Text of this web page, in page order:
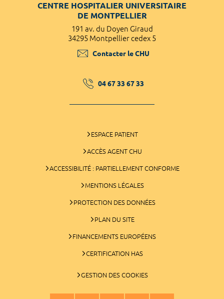
CENTRE HOSPITALIER UNIVERSITAIRE
DE MONTPELLIER
191 av. du Doyen Giraud
34295 Montpellier cedex 5
Contacter le CHU
04 67 33 67 33
ESPACE PATIENT
ACCÈS AGENT CHU
ACCESSIBILITÉ : PARTIELLEMENT CONFORME
MENTIONS LÉGALES
PROTECTION DES DONNÉES
PLAN DU SITE
FINANCEMENTS EUROPÉENS
CERTIFICATION HAS
GESTION DES COOKIES